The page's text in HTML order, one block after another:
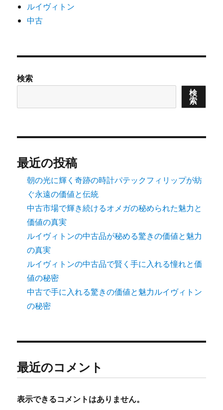
ルイヴィトン
中古
検索
検
索
最近の投稿
朝の光に輝く奇跡の時計パテックフィリップが紡
ぐ永遠の価値と伝統
中古市場で輝き続けるオメガの秘められた魅力と
価値の真実
ルイヴィトンの中古品が秘める驚きの価値と魅力
の真実
ルイヴィトンの中古品で賢く手に入れる憧れと価
値の秘密
中古で手に入れる驚きの価値と魅力ルイヴィトン
の秘密
最近のコメント
表示できるコメントはありません。